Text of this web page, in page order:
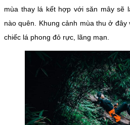
mùa thay lá kết hợp với săn mây sẽ
nào quên. Khung cảnh mùa thu ở
chiếc lá phong đỏ rực, lãng mạn.